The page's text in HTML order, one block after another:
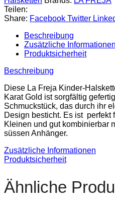
Teilen:
Share: Facebook Twitter
Beschreibung
Zusätzliche Informationen
Produktsicherheit
Beschreibung
Diese La Freja Kinder-
Karat Gold ist sorgfältig
Schmuckstück, das durch ihr
Design besticht. Es ist perfekt
Kleinen und gut kombinierbar
süssen Anhänger.
Zusätzliche Informationen
Produktsicherheit
Ähnliche